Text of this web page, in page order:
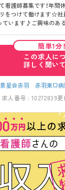
護師募集です！年間
をつけて働けます☆社
ています♪ご興味のあ
簡単1分！
この求人に
詳しく聞い
星会赤羽 赤羽東口
求人番号 : 10272839更